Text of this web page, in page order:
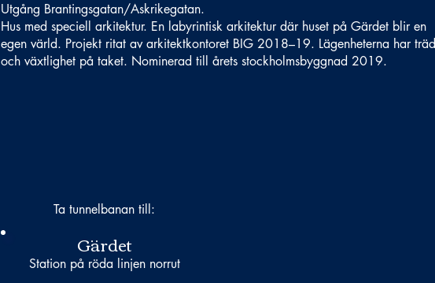
Utgång Brantingsgatan/Askrikegatan.
Hus med speciell arkitektur. En labyrintisk arkitektur där huset på Gärdet blir en
egen värld. Projekt ritat av arkitektkontoret BIG 2018–19. Lägenheterna har träd
och växtlighet på taket. Nominerad till årets stockholmsbyggnad 2019.
Ta tunnelbanan till:
Gärdet
Station på röda linjen norrut